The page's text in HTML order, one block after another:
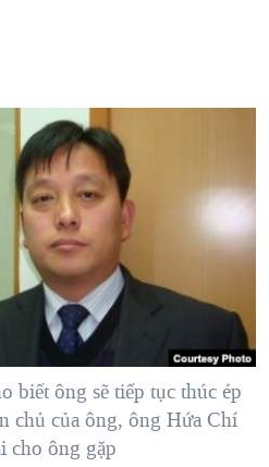
MẠI CỦA MỸ: QUÁ KHỨ VÀ HIỆN
TẠI DẢI GAZA
ĐƯỜNG
HẠ 'BÊN THẮNG CUỘC'
NAY
biết ông sẽ tiếp tục thúc ép
chủ của ông, ông Hứa Chí
cho ông gặp